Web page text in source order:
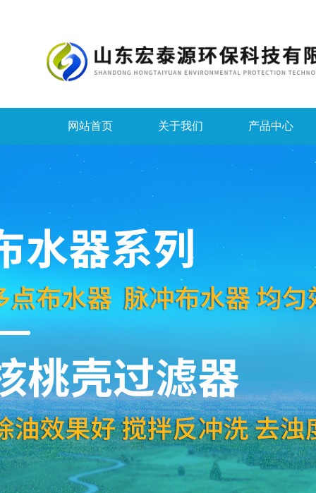
网站首页 关于我们 产品中心